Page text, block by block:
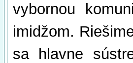
vybornou
imidžom.
sa hlavne